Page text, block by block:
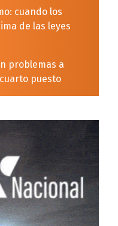
cuando los
de las leyes
problemas a
puesto